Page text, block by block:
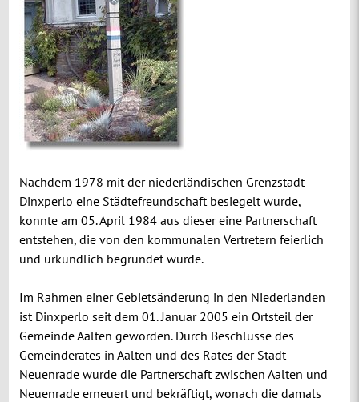
Nachdem 1978 mit der niederländischen Grenzstadt
Dinxperlo eine Städtefreundschaft besiegelt wurde,
konnte am 05. April 1984 aus dieser eine Partnerschaft
entstehen, die von den kommunalen Vertretern feierlich
und urkundlich begründet wurde.
Im Rahmen einer Gebietsänderung in den Niederlanden
ist Dinxperlo seit dem 01. Januar 2005 ein Ortsteil der
Gemeinde Aalten geworden. Durch Beschlüsse des
Gemeinderates in Aalten und des Rates der Stadt
Neuenrade wurde die Partnerschaft zwischen Aalten und
Neuenrade erneuert und bekräftigt, wonach die damals